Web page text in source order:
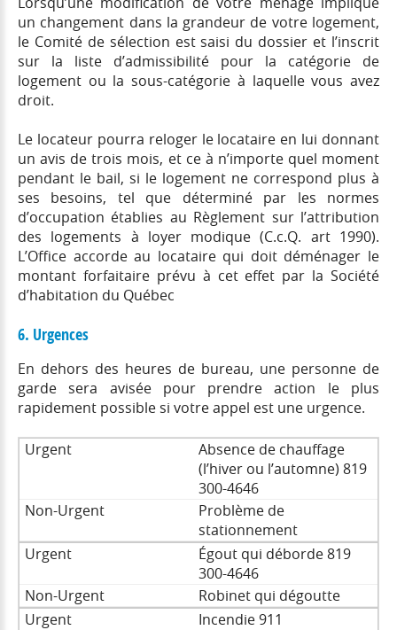
un changement dans la grandeur de votre logement,
le Comité de sélection est saisi du dossier et l’inscrit
sur la liste d’admissibilité pour la catégorie de
logement ou la sous-catégorie à laquelle vous avez
droit.
Le locateur pourra reloger le locataire en lui donnant
un avis de trois mois, et ce à n’importe quel moment
pendant le bail, si le logement ne correspond plus à
ses besoins, tel que déterminé par les normes
d’occupation établies au Règlement sur l’attribution
des logements à loyer modique (C.c.Q. art 1990).
L’Office accorde au locataire qui doit déménager le
montant forfaitaire prévu à cet effet par la Société
d’habitation du Québec
6. Urgences
En dehors des heures de bureau, une personne de
garde sera avisée pour prendre action le plus
rapidement possible si votre appel est une urgence.
Absence de chauffage
(l’hiver ou l’automne) 819
300-4646
Problème de
stationnement
Égout qui déborde 819
300-4646
Robinet qui dégoutte
Incendie 911